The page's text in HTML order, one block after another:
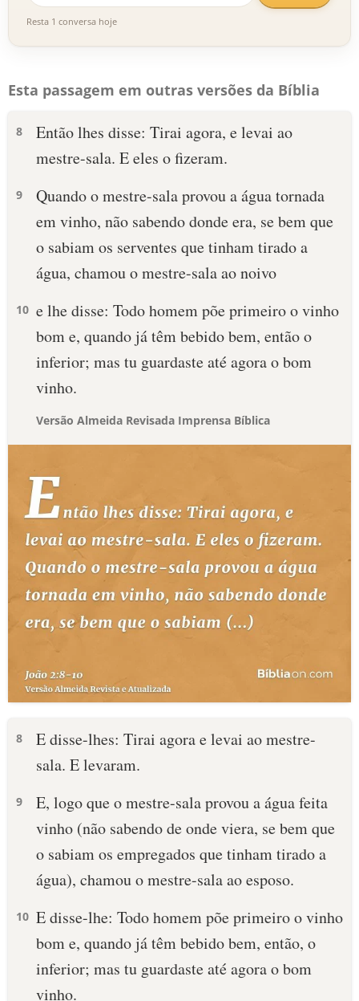
Resta 1 conversa hoje
Esta passagem em outras versões da Bíblia
8
Então lhes disse: Tirai agora, e levai ao
mestre-sala. E eles o fizeram.
9
Quando o mestre-sala provou a água tornada
em vinho, não sabendo donde era, se bem que
o sabiam os serventes que tinham tirado a
água, chamou o mestre-sala ao noivo
10 e lhe disse: Todo homem põe primeiro o vinho
bom e, quando já têm bebido bem, então o
inferior; mas tu guardaste até agora o bom
vinho.
Versão Almeida Revisada Imprensa Bíblica
8
E disse-lhes: Tirai agora e levai ao mestre-
sala. E levaram.
9
E, logo que o mestre-sala provou a água feita
vinho (não sabendo de onde viera, se bem que
o sabiam os empregados que tinham tirado a
água), chamou o mestre-sala ao esposo.
10 E disse-lhe: Todo homem põe primeiro o vinho
bom e, quando já têm bebido bem, então, o
inferior; mas tu guardaste até agora o bom
vinho.